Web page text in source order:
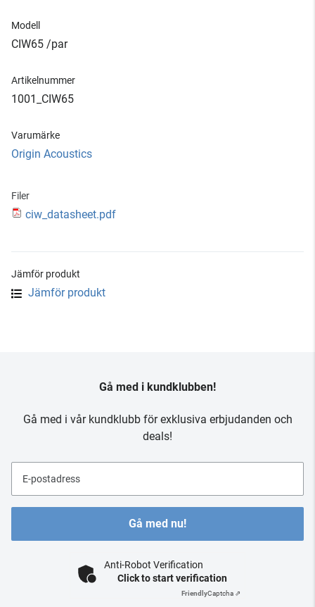
Modell
CIW65 /par
Artikelnummer
1001_CIW65
Varumärke
Origin Acoustics
Filer
ciw_datasheet.pdf
Jämför produkt
Jämför produkt
Gå med i kundklubben!
Gå med i vår kundklubb för exklusiva erbjudanden och
deals!
E-postadress
Gå med nu!
Anti-Robot Verification
Click to start verification
FriendlyCaptcha ⇗